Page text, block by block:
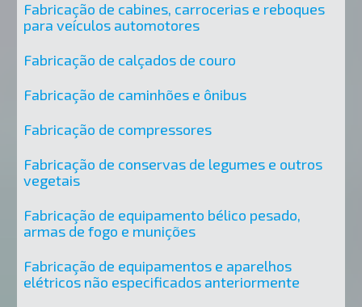
Fabricação de cabines, carrocerias e reboques
para veículos automotores
Fabricação de calçados de couro
Fabricação de caminhões e ônibus
Fabricação de compressores
Fabricação de conservas de legumes e outros
vegetais
Fabricação de equipamento bélico pesado,
armas de fogo e munições
Fabricação de equipamentos e aparelhos
elétricos não especificados anteriormente